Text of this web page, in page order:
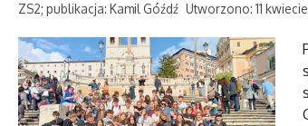
ZS2; publikacja: Kamil Góźdź Utworzono: 11